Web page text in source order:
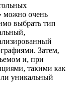
можно очень
выбрать тип
Затем,
и, при
такими как
уникальный